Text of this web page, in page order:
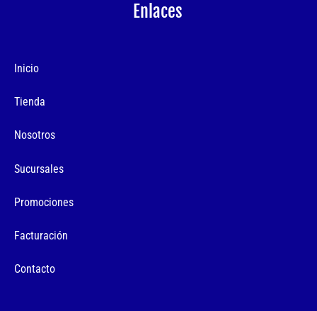
Enlaces
Inicio
Tienda
Nosotros
Sucursales
Promociones
Facturación
Contacto